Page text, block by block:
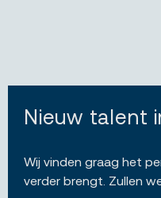
Nieuw talent
Wij vinden graag het
verder brengt. Zullen